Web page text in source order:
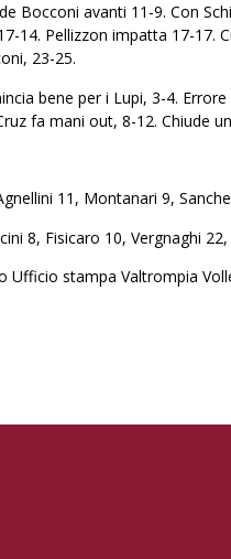
Bocconi avanti 11-9. Con
14. Pellizzon impatta 17-17.
23-25.
bene per i Lupi, 3-4.
fa mani out, 8-12. Chiude
11, Montanari 9,
8, Fisicaro 10, Vergnaghi
Ufficio stampa Valtrompia